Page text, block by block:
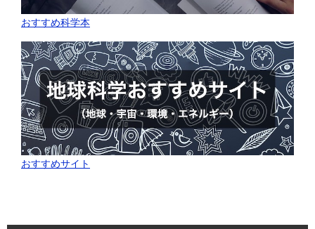
おすすめ科学本
おすすめサイト